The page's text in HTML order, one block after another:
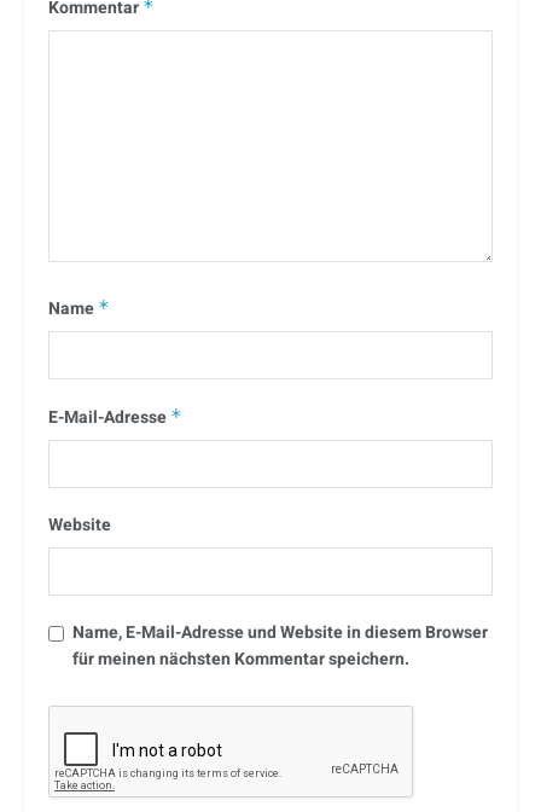
Kommentar *
Name *
E-Mail-Adresse *
Website
Name, E-Mail-Adresse und Website in diesem Browser
für meinen nächsten Kommentar speichern.